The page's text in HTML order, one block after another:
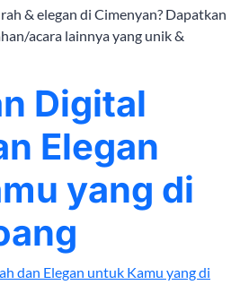
& elegan di Cimenyan? Dapatkan
acara lainnya yang unik &
Digital
Elegan
yang di